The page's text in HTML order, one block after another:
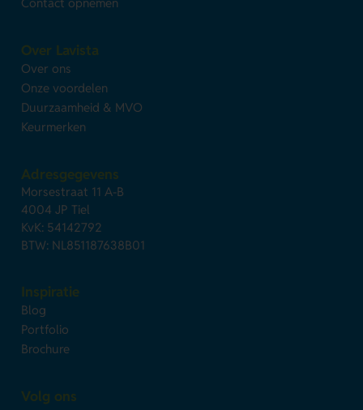
Over Lavista
Over ons
Onze voordelen
Duurzaamheid & MVO
Keurmerken
Adresgegevens
Morsestraat 11 A-B
4004 JP Tiel
KvK: 54142792
BTW: NL851187638B01
Inspiratie
Blog
Portfolio
Brochure
Volg ons